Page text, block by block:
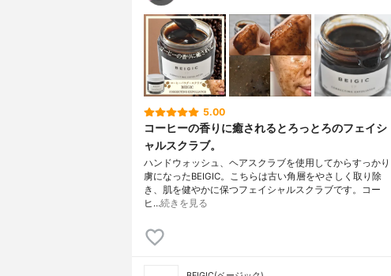
5.00
コーヒーの香りに癒されるとろっとろのフェイシ
ャルスクラブ。
ハンドウォッシュ、ヘアスクラブを使用してからすっかり
虜になったBEIGIC。こちらは古い角層をやさしく取り除
き、肌を健やかに保つフェイシャルスクラブです。コー
ヒ…続きを見る